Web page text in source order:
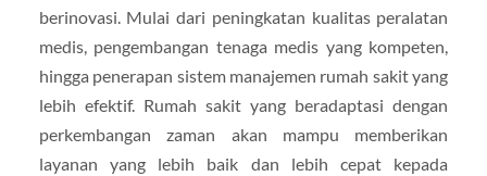
berinovasi. Mulai dari peningkatan kualitas peralatan
medis, pengembangan tenaga medis yang kompeten,
hingga penerapan sistem manajemen rumah sakit yang
lebih efektif. Rumah sakit yang beradaptasi dengan
perkembangan zaman akan mampu memberikan
layanan yang lebih baik dan lebih cepat kepada